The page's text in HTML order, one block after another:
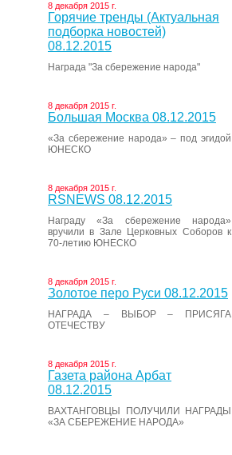
8 декабря 2015 г.
Горячие тренды (Актуальная
подборка новостей)
08.12.2015
Награда "За сбережение народа"
8 декабря 2015 г.
Большая Москва 08.12.2015
«За сбережение народа» – под эгидой
ЮНЕСКО
8 декабря 2015 г.
RSNEWS 08.12.2015
Награду «За сбережение народа»
вручили в Зале Церковных Соборов к
70-летию ЮНЕСКО
8 декабря 2015 г.
Золотое перо Руси 08.12.2015
НАГРАДА – ВЫБОР – ПРИСЯГА
ОТЕЧЕСТВУ
8 декабря 2015 г.
Газета района Арбат
08.12.2015
ВАХТАНГОВЦЫ ПОЛУЧИЛИ НАГРАДЫ
«ЗА СБЕРЕЖЕНИЕ НАРОДА»